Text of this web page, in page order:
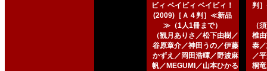
ビィ ベイビィ ベイビィ！
(2009)［Ａ４判］≪新品
≫（1人1冊まで）
（観月ありさ／松下由樹／
谷原章介／神田うの／伊藤
かずえ／岡田浩暉／野波麻
帆／MEGUMI／山本ひかる
判
（
椎
泰
／
桐